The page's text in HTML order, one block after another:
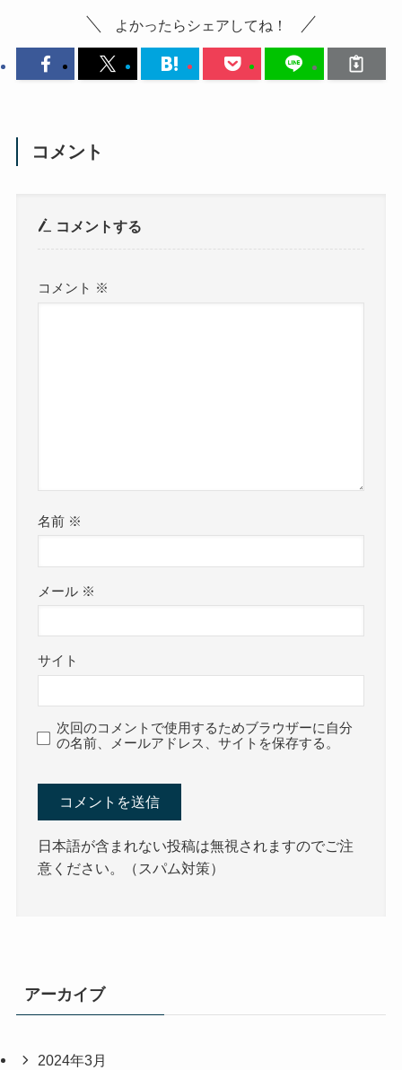
よかったらシェアしてね！
コメント
コメントする
コメント ※
名前 ※
メール ※
サイト
次回のコメントで使用するためブラウザーに自分
の名前、メールアドレス、サイトを保存する。
日本語が含まれない投稿は無視されますのでご注
意ください。（スパム対策）
アーカイブ
2024年3月